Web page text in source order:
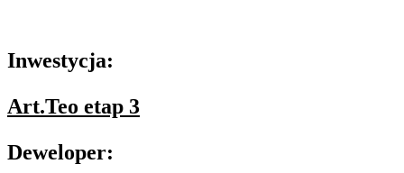
Inwestycja:
Art.Teo etap 3
Deweloper: